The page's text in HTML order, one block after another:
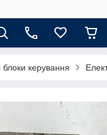
блоки керування